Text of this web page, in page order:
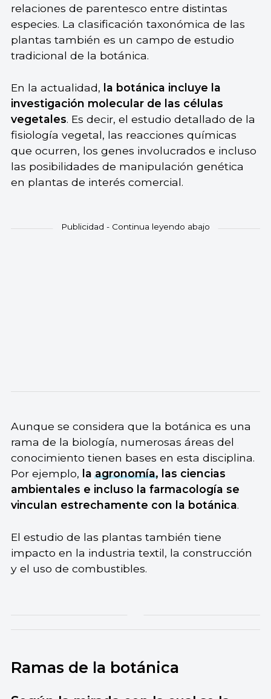
relaciones de parentesco entre distintas
especies. La clasificación taxonómica de las
plantas también es un campo de estudio
tradicional de la botánica.
En la actualidad, la botánica incluye la
investigación molecular de las células
vegetales. Es decir, el estudio detallado de la
fisiología vegetal, las reacciones químicas
que ocurren, los genes involucrados e incluso
las posibilidades de manipulación genética
en plantas de interés comercial.
Aunque se considera que la botánica es una
rama de la biología, numerosas áreas del
conocimiento tienen bases en esta disciplina.
Por ejemplo, laagronomía, las ciencias
ambientales e incluso la farmacología se
vinculan estrechamente con la botánica.
El estudio de las plantas también tiene
impacto en la industria textil, la construcción
y el uso de combustibles.
Ramas de la botánica